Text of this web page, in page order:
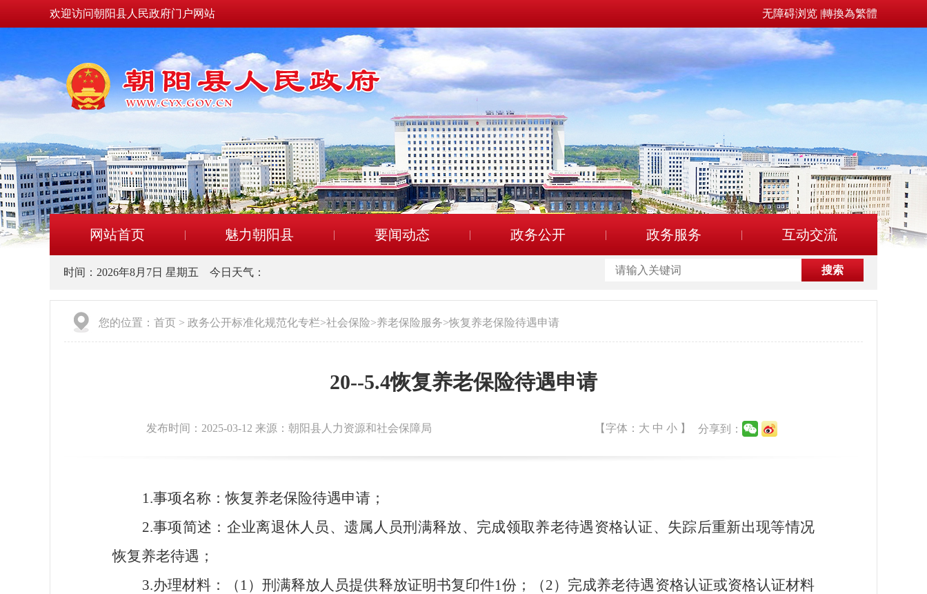
欢迎访问朝阳县人民政府门户网站 无障碍浏览 |轉換為繁體
网站首页 魅力朝阳县 要闻动态 政务公开 政务服务 互动交流
时间： 2026年8月7日 星期五 今日天气：
您的位置： 首页 > 政务公开标准化规范化专栏>社会保险>养老保险服务>恢复养老保险待遇申请
20--5.4恢复养老保险待遇申请
发布时间：2025-03-12 来源：朝阳县人力资源和社会保障局 【字体： 大 中 小 】 分享到：
1.事项名称：恢复养老保险待遇申请；
2.事项简述：企业离退休人员、遗属人员刑满释放、完成领取养老待遇资格认证、失踪后重新出现等情况
恢复养老待遇；
3.办理材料：（1）刑满释放人员提供释放证明书复印件1份；（2）完成养老待遇资格认证或资格认证材料